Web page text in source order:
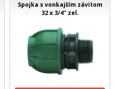
Spojka s vonkajším závitom
32 x 3/4'' zel.